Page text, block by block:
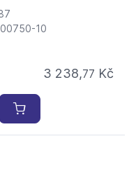
10
3 238,77 Kč